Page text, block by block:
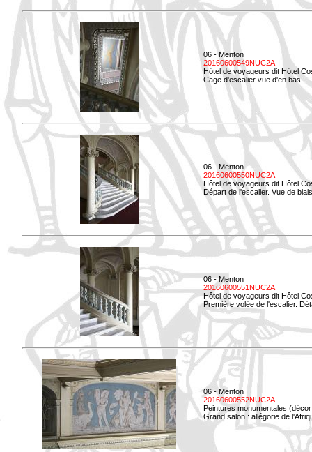
06 - Menton
20160600549NUC2A
Hôtel de voyageurs dit Hôtel
Cage d'escalier vue d'en bas.
06 - Menton
20160600550NUC2A
Hôtel de voyageurs dit Hôtel
Départ de l'escalier. Vue de
06 - Menton
20160600551NUC2A
Hôtel de voyageurs dit Hôtel
Première volée de l'escalier.
06 - Menton
20160600552NUC2A
Peintures monumentales
Grand salon : allégorie de